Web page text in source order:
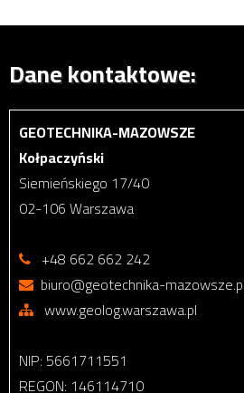
Dane kontaktowe:
GEOTECHNIKA-
Kołpaczyński
Siemieńskiego 17/40
02-106 Warszawa
+48 662 662 242
biuro@geotechnika-mazowsze.pl
www.geolog.warszawa.pl
NIP: 5661711551
REGON: 146114710